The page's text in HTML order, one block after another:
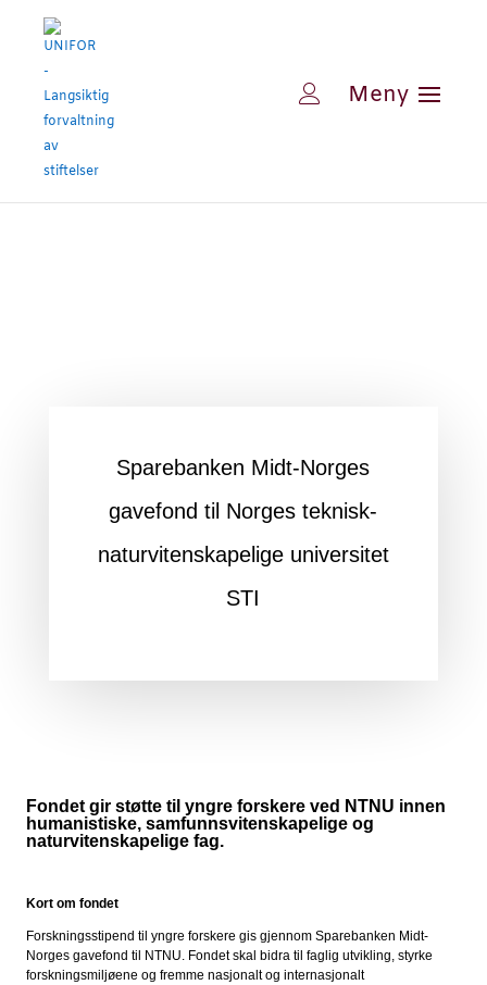
Sparebanken Midt-Norges
gavefond til Norges teknisk-
naturvitenskapelige universitet
STI
Fondet gir støtte til yngre forskere ved NTNU innen
humanistiske, samfunnsvitenskapelige og
naturvitenskapelige fag.
Kort om fondet
Forskningsstipend til yngre forskere gis gjennom Sparebanken Midt-
Norges gavefond til NTNU. Fondet skal bidra til faglig utvikling, styrke
forskningsmiljøene og fremme nasjonalt og internasjonalt